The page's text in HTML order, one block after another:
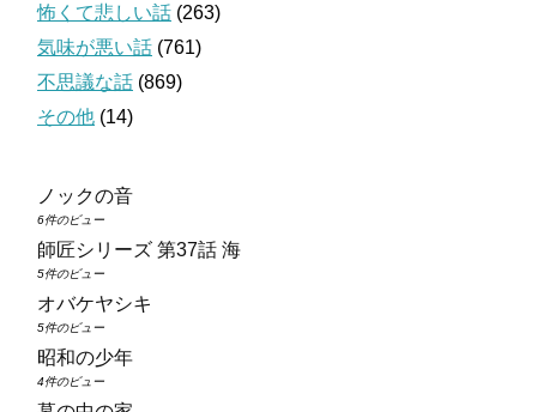
怖くて悲しい話 (263)
気味が悪い話 (761)
不思議な話 (869)
その他 (14)
ノックの音
6件のビュー
師匠シリーズ 第37話 海
5件のビュー
オバケヤシキ
5件のビュー
昭和の少年
4件のビュー